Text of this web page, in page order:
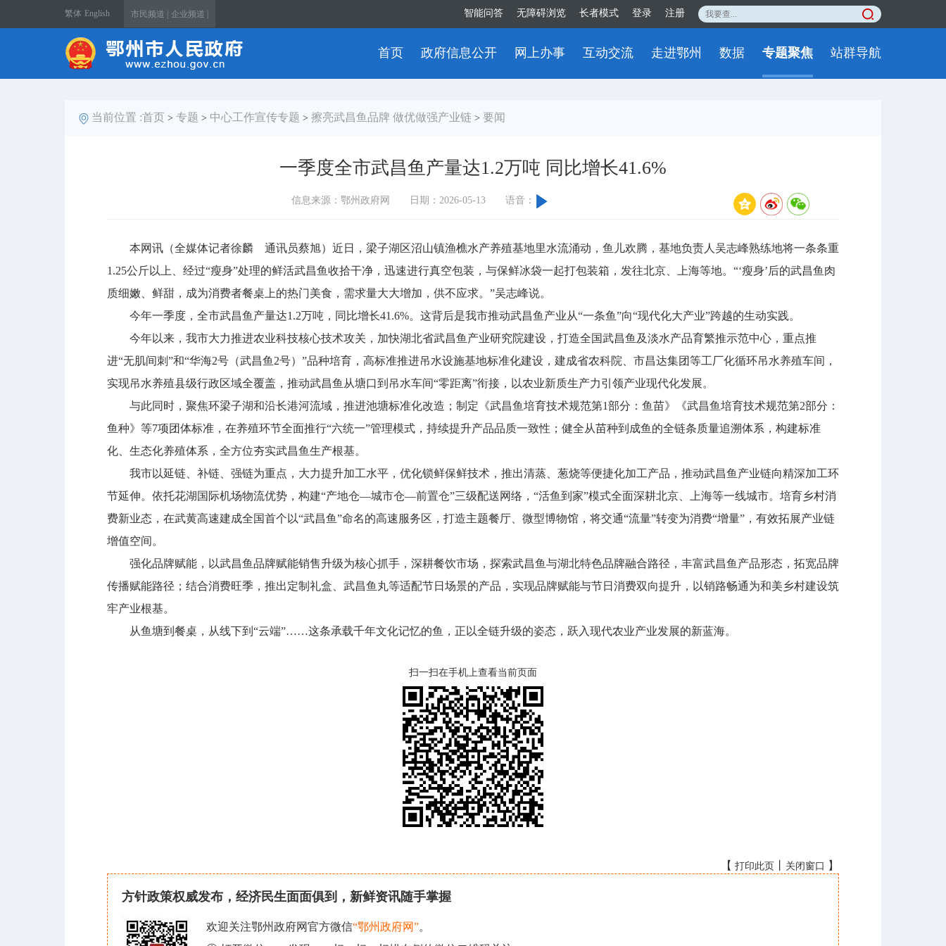
繁体 English 市民频道 | 企业频道 | 智能问答 无障碍浏览 长者模式 登录 注册
首页 政府信息公开 网上办事 互动交流 走进鄂州 数据 专题聚焦 站群导航
当前位置 :首页 > 专题 > 中心工作宣传专题 > 擦亮武昌鱼品牌 做优做强产业链 > 要闻
一季度全市武昌鱼产量达1.2万吨 同比增长41.6%
信息来源：鄂州政府网 日期：2026-05-13 语音：
本网讯（全媒体记者徐麟 通讯员蔡旭）近日，梁子湖区沼山镇渔樵水产养殖基地里水流涌动，鱼儿欢腾，基地负责人吴志峰熟练地将一条条重
1.25公斤以上、经过“瘦身”处理的鲜活武昌鱼收拾干净，迅速进行真空包装，与保鲜冰袋一起打包装箱，发往北京、上海等地。“‘瘦身’后的武昌鱼肉
质细嫩、鲜甜，成为消费者餐桌上的热门美食，需求量大大增加，供不应求。”吴志峰说。
今年一季度，全市武昌鱼产量达1.2万吨，同比增长41.6%。这背后是我市推动武昌鱼产业从“一条鱼”向“现代化大产业”跨越的生动实践。
今年以来，我市大力推进农业科技核心技术攻关，加快湖北省武昌鱼产业研究院建设，打造全国武昌鱼及淡水产品育繁推示范中心，重点推
进“无肌间刺”和“华海2号（武昌鱼2号）”品种培育，高标准推进吊水设施基地标准化建设，建成省农科院、市昌达集团等工厂化循环吊水养殖车间，
实现吊水养殖县级行政区域全覆盖，推动武昌鱼从塘口到吊水车间“零距离”衔接，以农业新质生产力引领产业现代化发展。
与此同时，聚焦环梁子湖和沿长港河流域，推进池塘标准化改造；制定《武昌鱼培育技术规范第1部分：鱼苗》《武昌鱼培育技术规范第2部分：
鱼种》等7项团体标准，在养殖环节全面推行“六统一”管理模式，持续提升产品品质一致性；健全从苗种到成鱼的全链条质量追溯体系，构建标准
化、生态化养殖体系，全方位夯实武昌鱼生产根基。
我市以延链、补链、强链为重点，大力提升加工水平，优化锁鲜保鲜技术，推出清蒸、葱烧等便捷化加工产品，推动武昌鱼产业链向精深加工环
节延伸。依托花湖国际机场物流优势，构建“产地仓—城市仓—前置仓”三级配送网络，“活鱼到家”模式全面深耕北京、上海等一线城市。培育乡村消
费新业态，在武黄高速建成全国首个以“武昌鱼”命名的高速服务区，打造主题餐厅、微型博物馆，将交通“流量”转变为消费“增量”，有效拓展产业链
增值空间。
强化品牌赋能，以武昌鱼品牌赋能销售升级为核心抓手，深耕餐饮市场，探索武昌鱼与湖北特色品牌融合路径，丰富武昌鱼产品形态，拓宽品牌
传播赋能路径；结合消费旺季，推出定制礼盒、武昌鱼丸等适配节日场景的产品，实现品牌赋能与节日消费双向提升，以销路畅通为和美乡村建设筑
牢产业根基。
从鱼塘到餐桌，从线下到“云端”……这条承载千年文化记忆的鱼，正以全链升级的姿态，跃入现代农业产业发展的新蓝海。
扫一扫在手机上查看当前页面
【 打印此页 关闭窗口 】
方针政策权威发布，经济民生面面俱到，新鲜资讯随手掌握
欢迎关注鄂州政府网官方微信“鄂州政府网”。